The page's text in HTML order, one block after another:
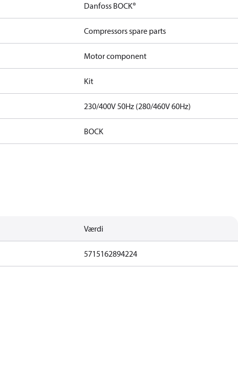
Danfoss BOCK®
Compressors spare parts
Motor component
Kit
230/400V 50Hz (280/460V 60Hz)
BOCK
Værdi
5715162894224